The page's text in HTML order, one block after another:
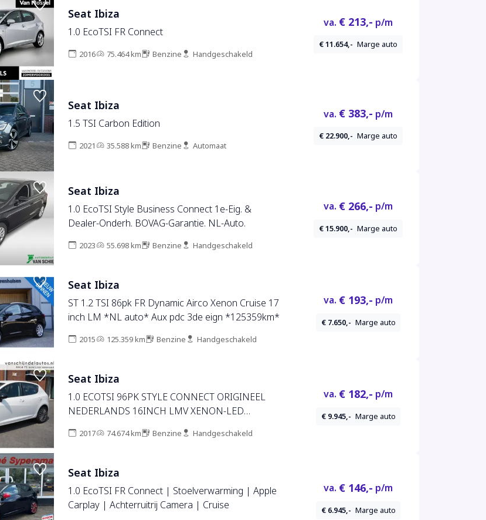
Seat Ibiza
1.0 EcoTSI FR Connect
2016 75.464 km Benzine Handgeschakeld
va. € 213,- p/m
€ 11.654,- Marge auto
Seat Ibiza
1.5 TSI Carbon Edition
2021 35.588 km Benzine Automaat
va. € 383,- p/m
€ 22.900,- Marge auto
Seat Ibiza
1.0 EcoTSI Style Business Connect 1e-Eig. &
Dealer-Onderh. BOVAG-Garantie. NL-Auto.
2023 55.698 km Benzine Handgeschakeld
va. € 266,- p/m
€ 15.900,- Marge auto
Seat Ibiza
ST 1.2 TSI 86pk FR Dynamic Airco Xenon Cruise 17
inch LM *NL auto* Aux pdc 3de eign *125359km*
2015 125.359 km Benzine Handgeschakeld
va. € 193,- p/m
€ 7.650,- Marge auto
Seat Ibiza
1.0 ECOTSI 96PK STYLE CONNECT ORIGINEEL
NEDERLANDS 16INCH LMV XENON-LED
CRUISECONTROL PARKEERSENSOREN
2017 74.674 km Benzine Handgeschakeld
va. € 182,- p/m
€ 9.945,- Marge auto
Seat Ibiza
1.0 EcoTSI FR Connect | Stoelverwarming | Apple
Carplay | Achterruitrij Camera | Cruise
va. € 146,- p/m
€ 6.945,- Marge auto